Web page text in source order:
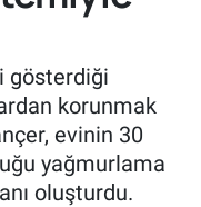
gösterdiği
korunmak
evinin 30
yağmurlama
oluşturdu.